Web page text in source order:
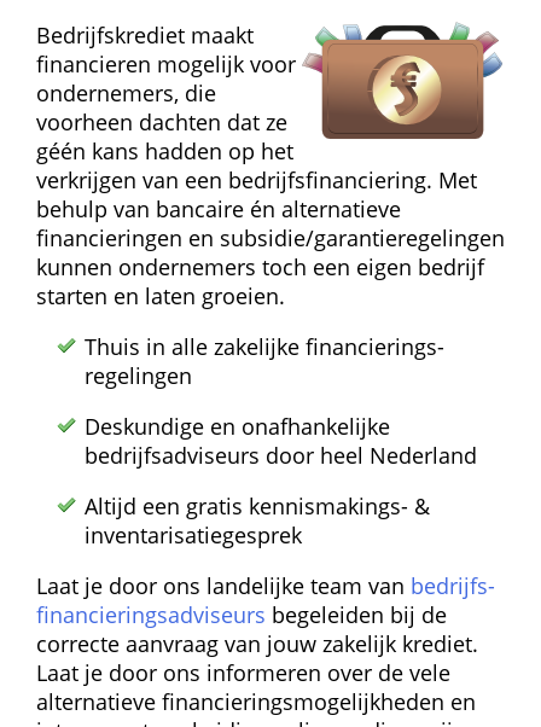
Bedrijfskrediet maakt
financieren mogelijk voor
ondernemers, die
voorheen dachten dat ze
géén kans hadden op het
verkrijgen van een bedrijfs­financiering. Met
behulp van bancaire én alternatieve
financieringen en subsidie/garantie­regelingen
kunnen ondernemers toch een eigen bedrijf
starten en laten groeien.
Thuis in alle zakelijke financierings­
regelingen
Deskundige en onafhankelijke
bedrijfsadviseurs door heel Nederland
Altijd een gratis kennismakings- &
inventarisatie­gesprek
Laat je door ons landelijke team van bedrijfs­
financierings­adviseurs begeleiden bij de
correcte aanvraag van jouw zakelijk krediet.
Laat je door ons informeren over de vele
alternatieve financierings­mogelijkheden en